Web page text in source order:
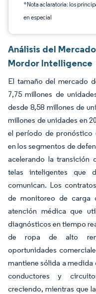
*Nota aclaratoria: los
en especial
Análisis del
Mordor Intelligence
El tamaño del mercado
7,75 millones de
desde 8,58 millones de
millones de unidades en
el período de pronóstico
en los segmentos de
acelerando la transición
telas inteligentes que
comunican. Los
de monitoreo de carga
atención médica que
diagnósticos en tiempo
de ropa de alto
oportunidades
mantiene sólida a medida
conductores y
creciendo, mientras que